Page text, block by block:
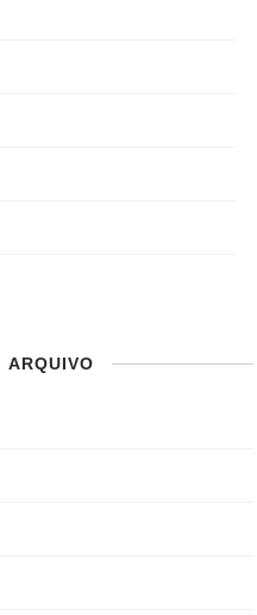
ARQUIVO